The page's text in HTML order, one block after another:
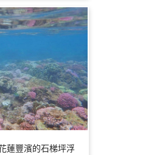
蓮豐濱的石梯坪浮